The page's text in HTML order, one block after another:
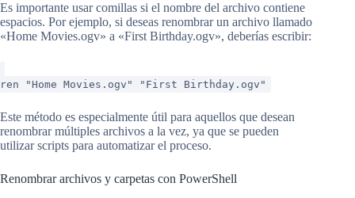
Es importante usar comillas si el nombre del archivo contiene
espacios. Por ejemplo, si deseas renombrar un archivo llamado
«Home Movies.ogv» a «First Birthday.ogv», deberías escribir:
ren "Home Movies.ogv" "First Birthday.ogv"
Este método es especialmente útil para aquellos que desean
renombrar múltiples archivos a la vez, ya que se pueden
utilizar scripts para automatizar el proceso.
Renombrar archivos y carpetas con PowerShell